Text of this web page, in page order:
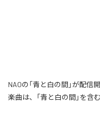
NAOの「青と白の間」が配
楽曲は、「青と白の間」を含